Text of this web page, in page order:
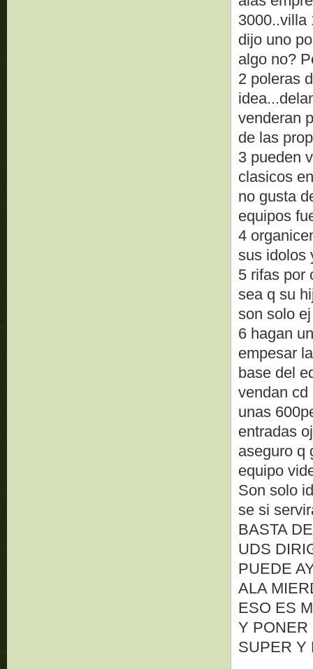
3000..villa
dijo uno
algo no?
2 poleras
venderan
de las
3 pueden
clasicos
no gusta
equipos
4
sus idolos
5 rifas por
sea q su
son solo
6 hagan
empesar
base del
vendan cd
unas
entradas
aseguro q
equipo
Son solo
se si
BASTA
UDS
PUEDE
ALA
ESO ES
Y PONER
SUPER Y